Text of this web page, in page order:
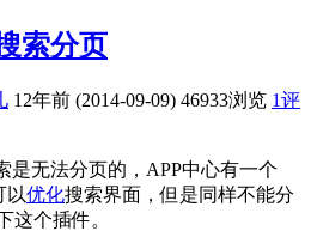
索分页
12年前 (2014-09-09) 46933浏览 1评
是无法分页的，APP中心有一个
以优化搜索界面，但是同样不能分
这个插件。